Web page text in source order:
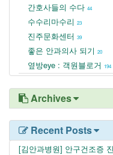
간호사들의 수다 44
수수리마수리 23
진주문화센터 39
좋은 안과의사 되기 20
옆방eye : 객원블로거 194
Archives
Recent Posts
[김안과병원] 안구건조증